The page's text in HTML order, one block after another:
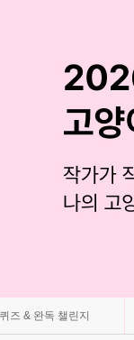
즈 & 완독 챌린지